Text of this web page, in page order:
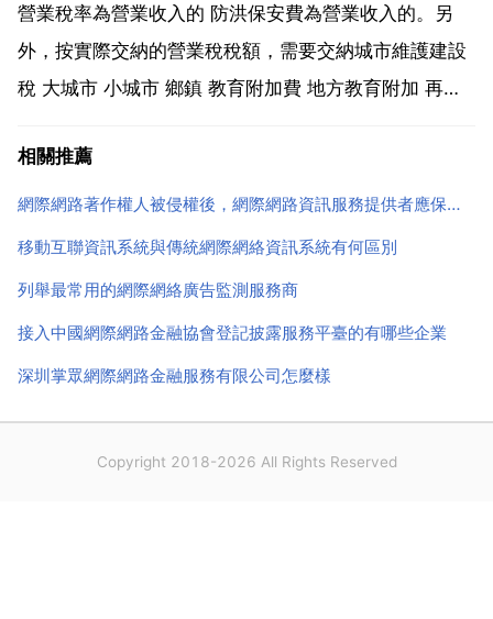
以參考鴻運福星智慧終端,它適合當下信眾祈福需求。
宗...
營業稅率為營業收入的 防洪保安費為營業收入的。另
外，按實際交納的營業稅稅額，需要交納城市維護建設
稅 大城市 小城市 鄉鎮 教育附加費 地方教育附加 再有
業 旅遊業 倉儲業 租賃業 廣告業和其他服務業 根據 財
政部 國家稅務總局關於將電信業納入營業稅...
相關推薦
網際網路著作權人被侵權後，網際網路資訊服務提供者應保留著作權人的通知多長時間
移動互聯資訊系統與傳統網際網絡資訊系統有何區別
列舉最常用的網際網絡廣告監測服務商
接入中國網際網路金融協會登記披露服務平臺的有哪些企業
深圳掌眾網際網路金融服務有限公司怎麼樣
Copyright 2018-2026 All Rights Reserved